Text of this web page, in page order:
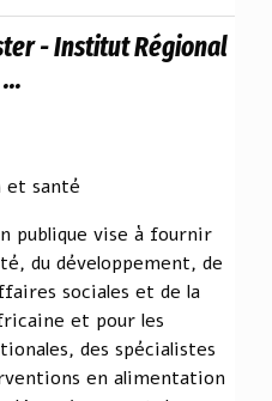
- Institut Régional
santé
publique vise à fournir
du développement, de
sociales et de la
et pour les
des spécialistes
en alimentation